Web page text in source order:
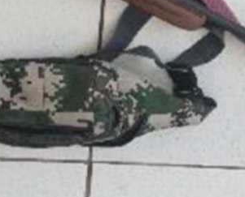
Gestão enrola enquanto cidade
cobra respostas urgentes
agora